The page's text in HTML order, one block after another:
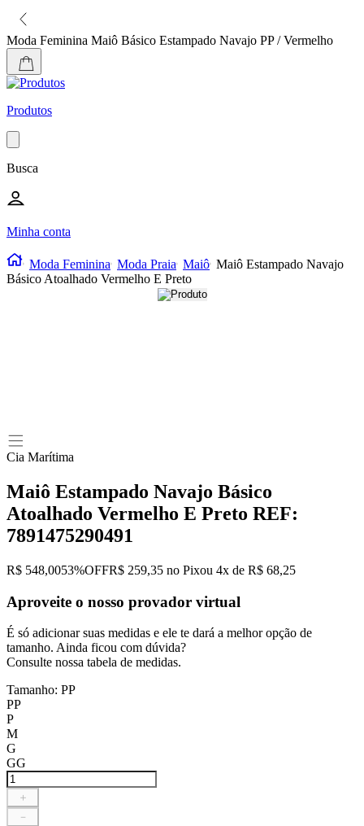
Moda Feminina Maiô Básico Estampado Navajo PP / Vermelho
Produtos
Busca
Minha conta
Moda Feminina Moda Praia Maiô Maiô Estampado Navajo
Básico Atoalhado Vermelho E Preto
Cia Marítima
Maiô Estampado Navajo Básico
Atoalhado Vermelho E Preto REF:
7891475290491
R$ 548,0053%OFFR$ 259,35 no Pixou 4x de R$ 68,25
Aproveite o nosso provador virtual
É só adicionar suas medidas e ele te dará a melhor opção de
tamanho. Ainda ficou com dúvida?
Consulte nossa tabela de medidas.
Tamanho: PP
PP
P
M
G
GG
＋
－